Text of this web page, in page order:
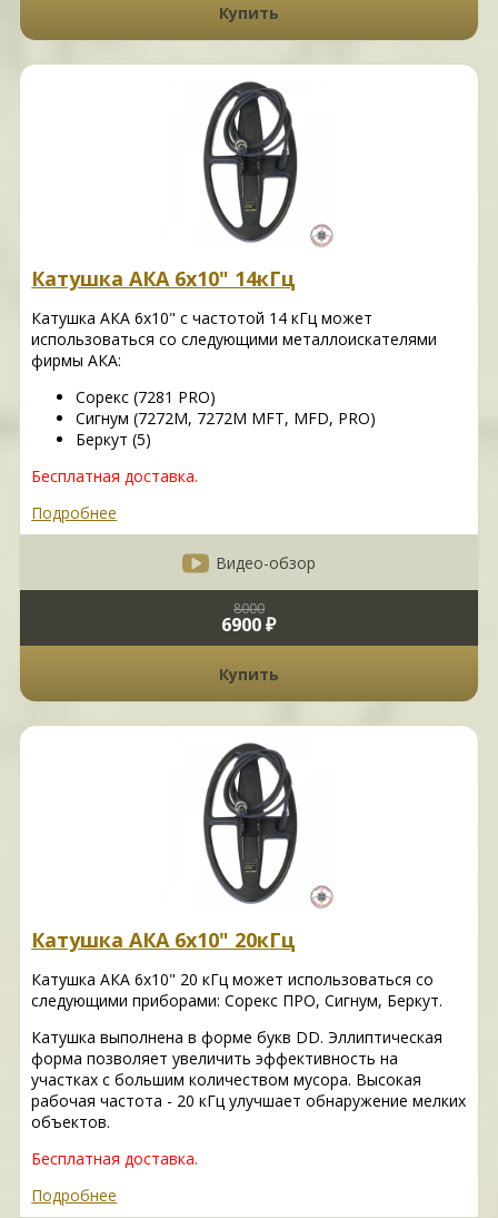
Купить
Катушка АКА 6х10" 14кГц
Катушка АКА 6х10" с частотой 14 кГц может
использоваться со следующими металлоискателями
фирмы АКА:
Сорекс (7281 PRO)
Сигнум (7272M, 7272M MFT, MFD, PRO)
Беркут (5)
Бесплатная доставка.
Подробнее
Видео-обзор
8000
6900 ₽
Купить
Катушка АКА 6х10" 20кГц
Катушка АКА 6х10" 20 кГц может использоваться со
следующими приборами: Сорекс ПРО, Сигнум, Беркут.
Катушка выполнена в форме букв DD. Эллиптическая
форма позволяет увеличить эффективность на
участках с большим количеством мусора. Высокая
рабочая частота - 20 кГц улучшает обнаружение мелких
объектов.
Бесплатная доставка.
Подробнее